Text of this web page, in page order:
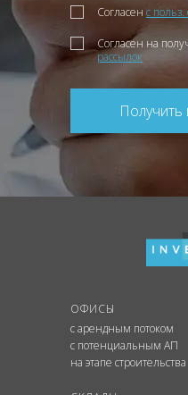
Согласен с
Согласен на
рассылок
Получить
ОФИСЫ
с арендным потоком
с потенциальным АП
на этапе строительства